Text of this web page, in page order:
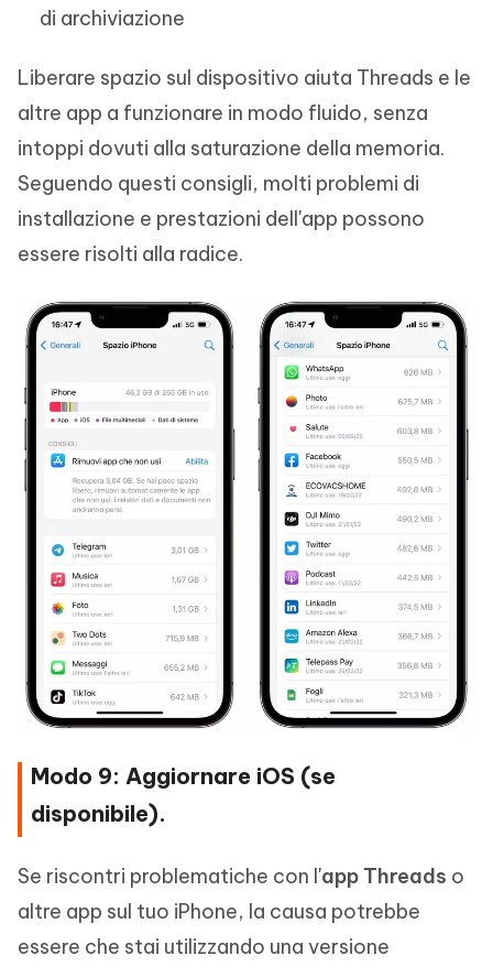
di archiviazione
Liberare spazio sul dispositivo aiuta Threads e le
altre app a funzionare in modo fluido, senza
intoppi dovuti alla saturazione della memoria.
Seguendo questi consigli, molti problemi di
installazione e prestazioni dell'app possono
essere risolti alla radice.
Modo 9: Aggiornare iOS (se
disponibile).
Se riscontri problematiche con l'app Threads o
altre app sul tuo iPhone, la causa potrebbe
essere che stai utilizzando una versione